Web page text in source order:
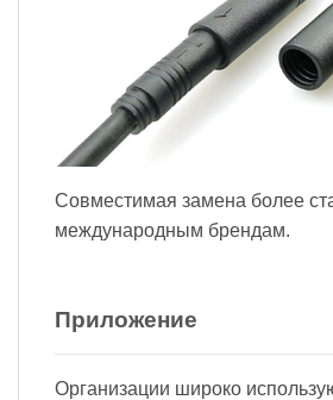
Совместимая замена более
международным брендам.
Приложение
Организации широко